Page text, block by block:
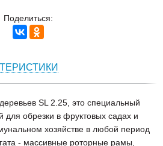
Поделиться:
SL 2.25, это специальный
для обрезки в фруктовых садах и
хозяйстве в любой период
- массивные роторные рамы,